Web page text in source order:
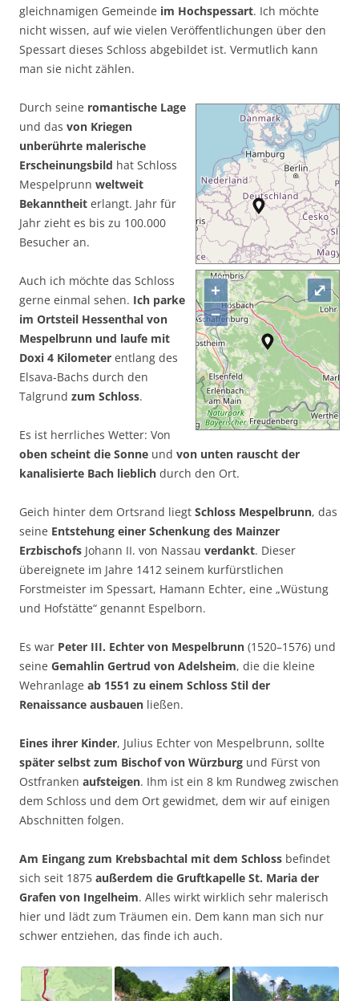
gleichnamigen Gemeinde im Hochspessart. Ich möchte
nicht wissen, auf wie vielen Veröffentlichungen über den
Spessart dieses Schloss abgebildet ist. Vermutlich kann
man sie nicht zählen.
+
−
⤢
Durch seine romantische Lage
und das von Kriegen
unberührte malerische
Erscheinungsbild hat Schloss
Mespelprunn weltweit
Bekanntheit erlangt. Jahr für
Jahr zieht es bis zu 100.000
Besucher an.
Auch ich möchte das Schloss
gerne einmal sehen. Ich parke
im Ortsteil Hessenthal von
Mespelbrunn und laufe mit
Doxi 4 Kilometer entlang des
Elsava-Bachs durch den
Talgrund zum Schloss.
Es ist herrliches Wetter: Von
oben scheint die Sonne und von unten rauscht der
kanalisierte Bach lieblich durch den Ort.
Geich hinter dem Ortsrand liegt Schloss Mespelbrunn, das
seine Entstehung einer Schenkung des Mainzer
Erzbischofs Johann II. von Nassau verdankt. Dieser
übereignete im Jahre 1412 seinem kurfürstlichen
Forstmeister im Spessart, Hamann Echter, eine „Wüstung
und Hofstätte“ genannt Espelborn.
Es war Peter III. Echter von Mespelbrunn (1520–1576) und
seine Gemahlin Gertrud von Adelsheim, die die kleine
Wehranlage ab 1551 zu einem Schloss Stil der
Renaissance ausbauen ließen.
Eines ihrer Kinder, Julius Echter von Mespelbrunn, sollte
später selbst zum Bischof von Würzburg und Fürst von
Ostfranken aufsteigen. Ihm ist ein 8 km Rundweg zwischen
dem Schloss und dem Ort gewidmet, dem wir auf einigen
Abschnitten folgen.
Am Eingang zum Krebsbachtal mit dem Schloss befindet
sich seit 1875 außerdem die Gruftkapelle St. Maria der
Grafen von Ingelheim. Alles wirkt wirklich sehr malerisch
hier und lädt zum Träumen ein. Dem kann man sich nur
schwer entziehen, das finde ich auch.